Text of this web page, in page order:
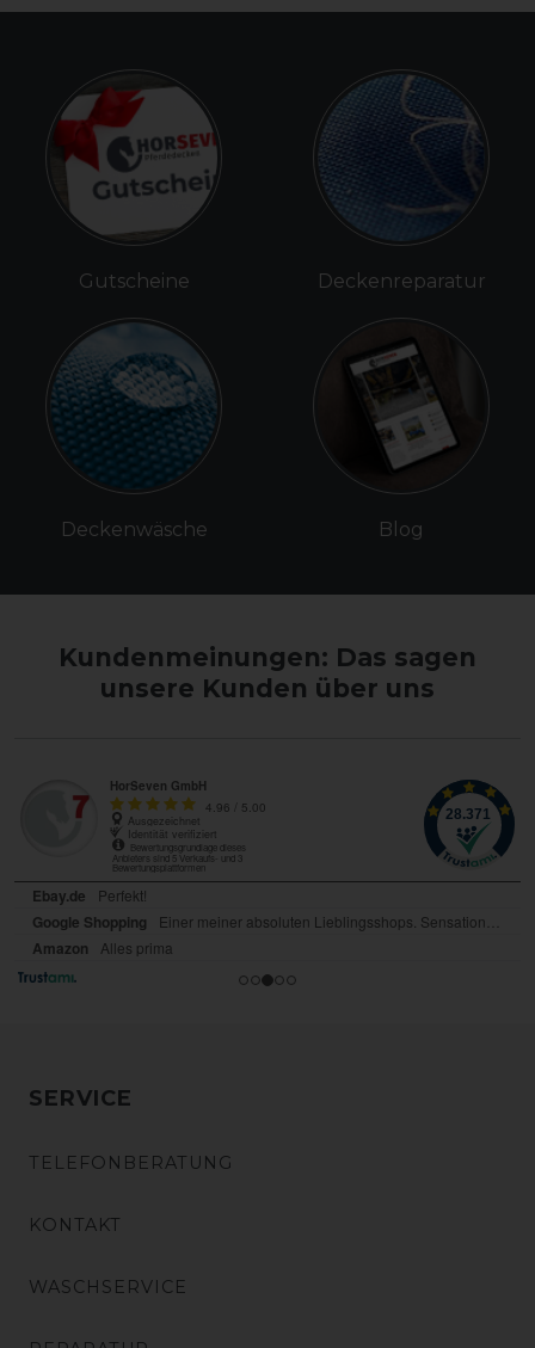
Gutscheine
Deckenwäsche
Deckenreparatur
Blog
Kundenmeinungen: Das sagen
unsere Kunden über uns
SERVICE
TELEFONBERATUNG
KONTAKT
WASCHSERVICE